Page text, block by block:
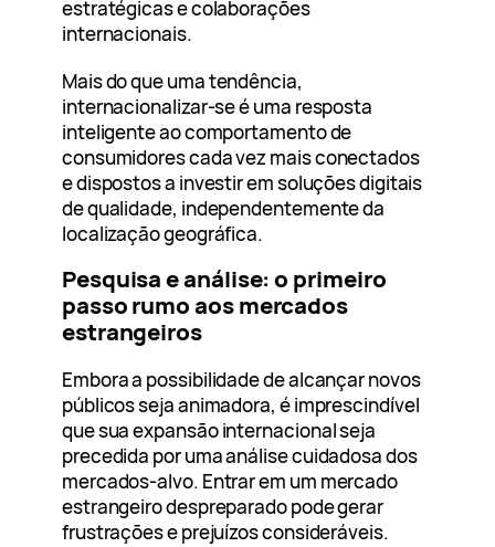
estratégicas e colaborações
internacionais.
Mais do que uma tendência,
internacionalizar-se é uma resposta
inteligente ao comportamento de
consumidores cada vez mais conectados
e dispostos a investir em soluções digitais
de qualidade, independentemente da
localização geográfica.
Pesquisa e análise: o primeiro
passo rumo aos mercados
estrangeiros
Embora a possibilidade de alcançar novos
públicos seja animadora, é imprescindível
que sua expansão internacional seja
precedida por uma análise cuidadosa dos
mercados-alvo. Entrar em um mercado
estrangeiro despreparado pode gerar
frustrações e prejuízos consideráveis.